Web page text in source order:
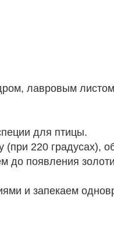
лавровым
для птицы.
(при 220 градусах),
до появления
и запекаем